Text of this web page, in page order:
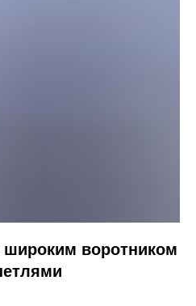
широким воротником